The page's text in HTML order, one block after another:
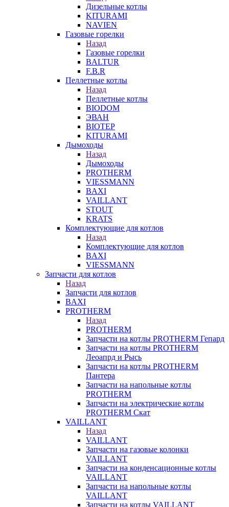
Дизельные котлы
KITURAMI
NAVIEN
Газовые горелки
Назад
Газовые горелки
BALTUR
F.B.R
Пеллетные котлы
Назад
Пеллетные котлы
BIODOM
ЭВАН
BIOTEP
KITURAMI
Дымоходы
Назад
Дымоходы
PROTHERM
VIESSMANN
BAXI
VAILLANT
STOUT
KRATS
Комплектующие для котлов
Назад
Комплектующие для котлов
BAXI
VIESSMANN
Запчасти для котлов
Назад
Запчасти для котлов
BAXI
PROTHERM
Назад
PROTHERM
Запчасти на котлы PROTHERM Гепард
Запчасти на котлы PROTHERM
Леоапрд и Рысь
Запчасти на котлы PROTHERM
Пантера
Запчасти на напольные котлы
PROTHERM
Запчасти на электрические котлы
PROTHERM Скат
VAILLANT
Назад
VAILLANT
Запчасти на газовые колонки
VAILLANT
Запчасти на конденсационные котлы
VAILLANT
Запчасти на напольные котлы
VAILLANT
Запчасти на котлы VAILLANT